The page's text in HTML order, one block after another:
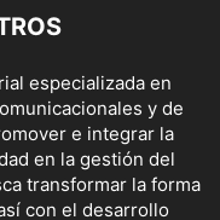
especializada en
y de
e integrar la
en la gestión del
transformar la forma
con el desarrollo